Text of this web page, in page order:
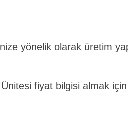
yönelik olarak üretim
fiyat bilgisi almak için